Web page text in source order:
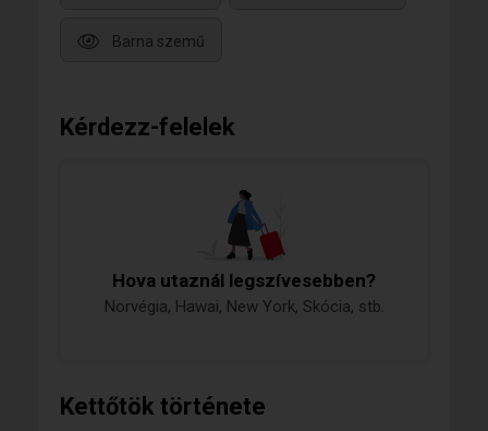
Kettőtök története
Barna szemű
Kérdezz-felelek
Hova utaznál legszívesebben?
Norvégia, Hawai, New York, Skócia, stb.